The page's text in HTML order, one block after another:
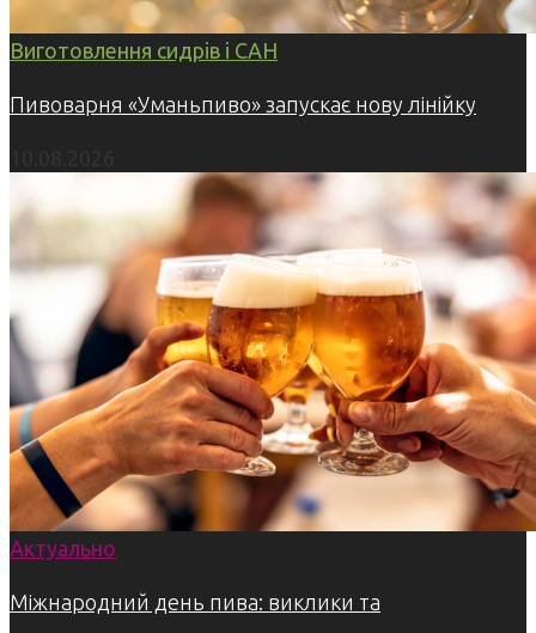
Виготовлення сидрів і САН
Пивоварня «Уманьпиво» запускає нову лінійку
Актуально
Міжнародний день пива: виклики та